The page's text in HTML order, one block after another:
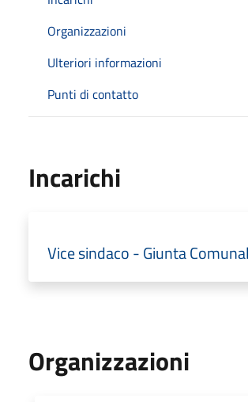
Organizzazioni
Ulteriori informazioni
Punti di contatto
Incarichi
Vice sindaco - Giunta
Organizzazioni